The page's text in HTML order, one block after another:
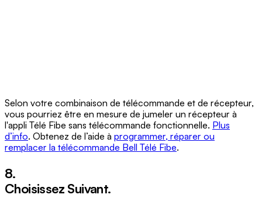
Selon votre combinaison de télécommande et de récepteur,
vous pourriez être en mesure de jumeler un récepteur à
l'appli Télé Fibe sans télécommande fonctionnelle. Plus
d’info. Obtenez de l’aide à programmer, réparer ou
remplacer la télécommande Bell Télé Fibe.
8.
Choisissez Suivant.